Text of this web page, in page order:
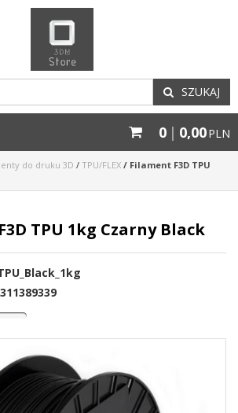
SZUKAJ
0 | 0,00PLN
do druku 3D / TPU/FLEX / Filament F3D TPU
TPU 1kg Czarny Black